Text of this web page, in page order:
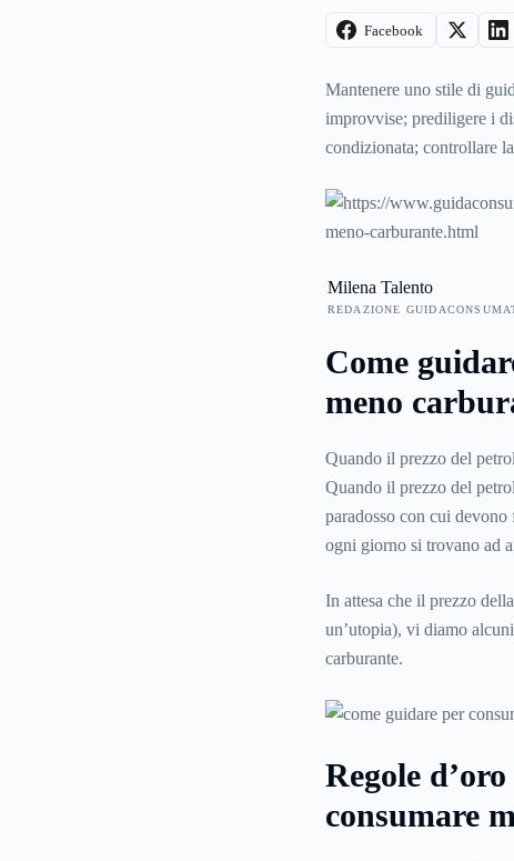
Facebook
Mantenere uno stile di
improvvise; prediligere i
condizionata; controllare
che è possibile adottare
necessità sempre più
Milena Talento
REDAZIONE
Come
meno
Quando il prezzo del
Quando il prezzo del
paradosso con cui
ogni giorno si trovano ad
In attesa che il prezzo
un’utopia), vi diamo alcuni
carburante.
Regole
consumare